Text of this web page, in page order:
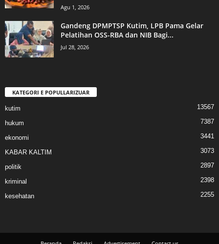
Agu 1, 2026
Gandeng DPMPTSP Kutim, LPB Pama Gelar
Pelatihan OSS-RBA dan NIB Bagi...
Jul 28, 2026
KATEGORI E POPULLARIZUAR
kutim 13567
hukum 7387
ekonomi 3441
KABAR KALTIM 3073
politik 2897
kriminal 2398
kesehatan 2255